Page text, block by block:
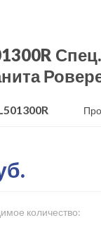
количество: